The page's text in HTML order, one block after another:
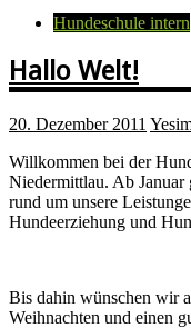
Hundeschule intern
Hallo Welt!
20. Dezember 2011
Willkommen bei der
Niedermittlau. Ab Januar
rund um unsere
Hundeerziehung und
Bis dahin wünschen wir
Weihnachten und einen